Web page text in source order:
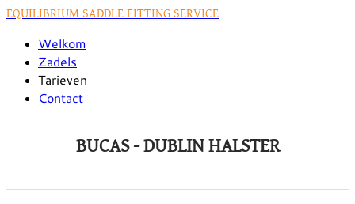
EQUILIBRIUM SADDLE FITTING SERVICE
Welkom
Zadels
Tarieven
Contact
BUCAS - DUBLIN HALSTER